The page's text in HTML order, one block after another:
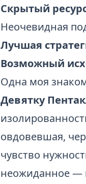
Скрытый
Неочевидная
Лучшая
Возможный
Одна моя
Девятку
овдовевшая,
чувство
неожиданное —